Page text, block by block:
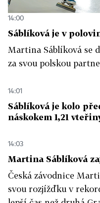
14:00
Sáblíková je v
Martina Sáblíková se
za svou polskou
14:01
Sáblíková je kolo
náskokem 1,21
14:03
Martina Sáblíková
Česká závodnice
svou rozjížďku v